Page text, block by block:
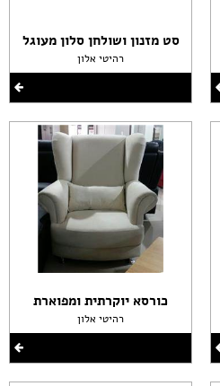
סט מזנון ושולחן סלון מעוגל
רהיטי אלון
כורסא יוקרתית ומפוארת
רהיטי אלון